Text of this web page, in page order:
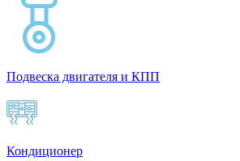
Подвеска двигателя и КПП
Кондиционер